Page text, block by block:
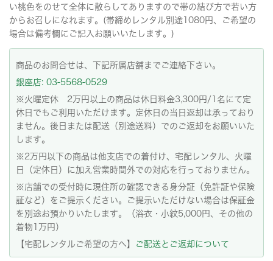
い桃色をのせて全体に散らしてありますので帯の結び方で若い方
からお召しになれます。(帯締めレンタル別途1080円、ご希望の
場合は備考欄にご記入お願いいたします。)
商品のお問合せは、下記所属店舗までご連絡下さい。
銀座店: 03-5568-0529
※火曜定休 2万円以上の商品は休日料金3,300円/1名にて定
休日でもご利用いただけます。定休日の当日返却は承っており
ません。後日または配送（別途送料）でのご返却をお願いいた
します。
※2万円以下の商品は他支店での着付け、宅配レンタル、火曜
日（定休日）に加え営業時間外での対応を行っておりません。
※店舗での受付時に現住所の確認できる身分証（免許証や保険
証など）をご提示ください。ご提示いただけない場合は保証金
を別途お預かりいたします。（浴衣・小紋5,000円、その他の
着物1万円）
【宅配レンタルご希望の方へ】
ご配送とご返却について